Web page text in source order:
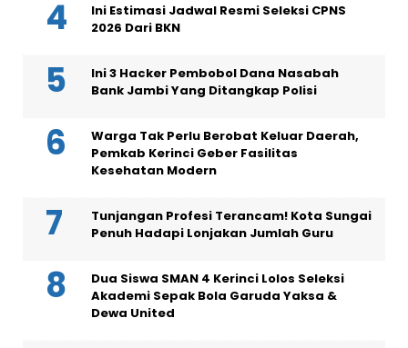
Ini Estimasi Jadwal Resmi Seleksi CPNS
2026 Dari BKN
Ini 3 Hacker Pembobol Dana Nasabah
Bank Jambi Yang Ditangkap Polisi
Warga Tak Perlu Berobat Keluar Daerah,
Pemkab Kerinci Geber Fasilitas
Kesehatan Modern
Tunjangan Profesi Terancam! Kota Sungai
Penuh Hadapi Lonjakan Jumlah Guru
Dua Siswa SMAN 4 Kerinci Lolos Seleksi
Akademi Sepak Bola Garuda Yaksa &
Dewa United